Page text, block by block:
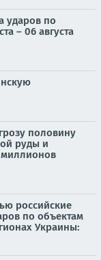
ударов по
– 06 августа
половину
руды и
миллионов
российские
по объектам
Украины: